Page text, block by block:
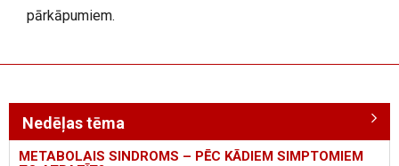
pārkāpumiem.
Nedēļas tēma
METABOLAIS SINDROMS – PĒC KĀDIEM SIMPTOMIEM